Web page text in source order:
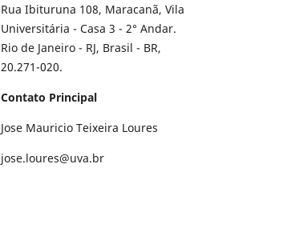
Rua Ibituruna 108, Maracanã, Vila
Universitária - Casa 3 - 2° Andar.
Rio de Janeiro - RJ, Brasil - BR,
20.271-020.
Contato Principal
Jose Mauricio Teixeira Loures
jose.loures@uva.br